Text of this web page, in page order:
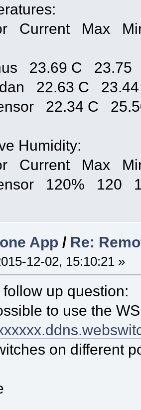
Current Max
23.69 C
22.63 C
22.34 C
Humidity:
Current Max
120% 120
App / Re:
12-02, 15:10:21 »
up question:
to use the
on different